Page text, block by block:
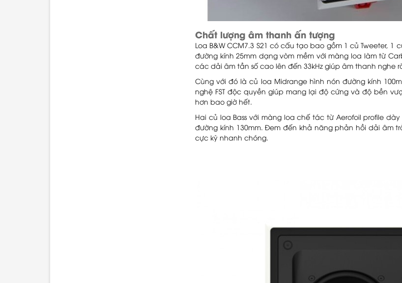
Chất lượng âm thanh ấn tượng
Loa B&W CCM7.3 S21 có cấu tạo bao gồm 1 củ Tweeter,
đường kính 25mm dạng vòm mềm với màng loa làm từ
các dải âm tần số cao lên đến 33kHz giúp âm thanh nghe
Cùng với đó là củ loa Midrange hình nón đường kính
nghệ FST độc quyền giúp mang lại độ cứng và độ bền
hơn bao giờ hết.
Hai củ loa Bass với màng loa chế tác từ Aerofoil profile
đường kính 130mm. Đem đến khả năng phản hồi dải âm
cực kỳ nhanh chóng.